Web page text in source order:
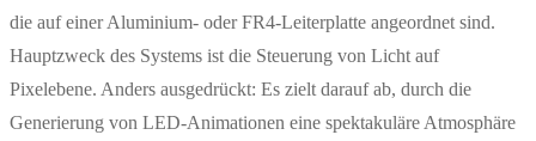
die auf einer Aluminium- oder FR4-Leiterplatte angeordnet sind.
Hauptzweck des Systems ist die Steuerung von Licht auf
Pixelebene. Anders ausgedrückt: Es zielt darauf ab, durch die
Generierung von LED-Animationen eine spektakuläre Atmosphäre